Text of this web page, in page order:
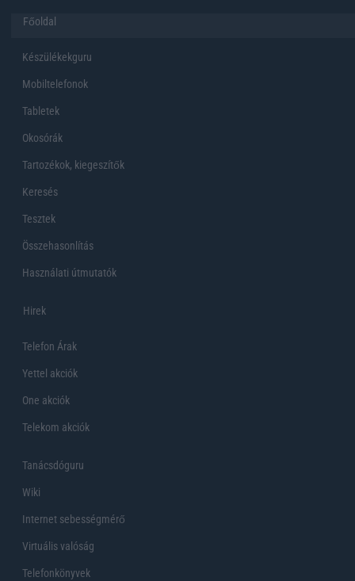
Főoldal
Készülékekguru
Mobiltelefonok
Tabletek
Okosórák
Tartozékok, kiegeszítők
Keresés
Tesztek
Összehasonlítás
Használati útmutatók
Hirek
Telefon Árak
Yettel akciók
One akciók
Telekom akciók
Tanácsdóguru
Wiki
Internet sebességmérő
Virtuális valóság
Telefonkönyvek